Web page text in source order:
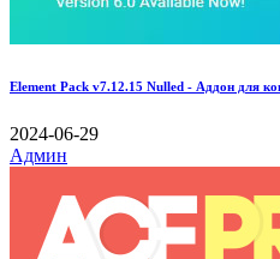
Element Pack v7.12.15 Nulled - Аддон для
2024-06-29
Админ